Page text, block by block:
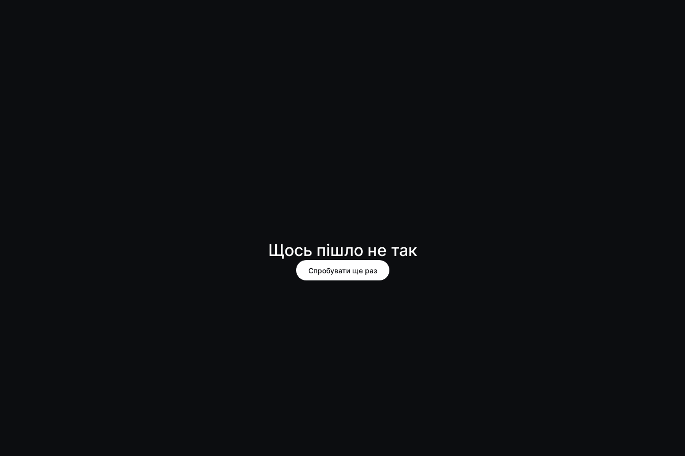
Щось пішло не так
Спробувати ще раз